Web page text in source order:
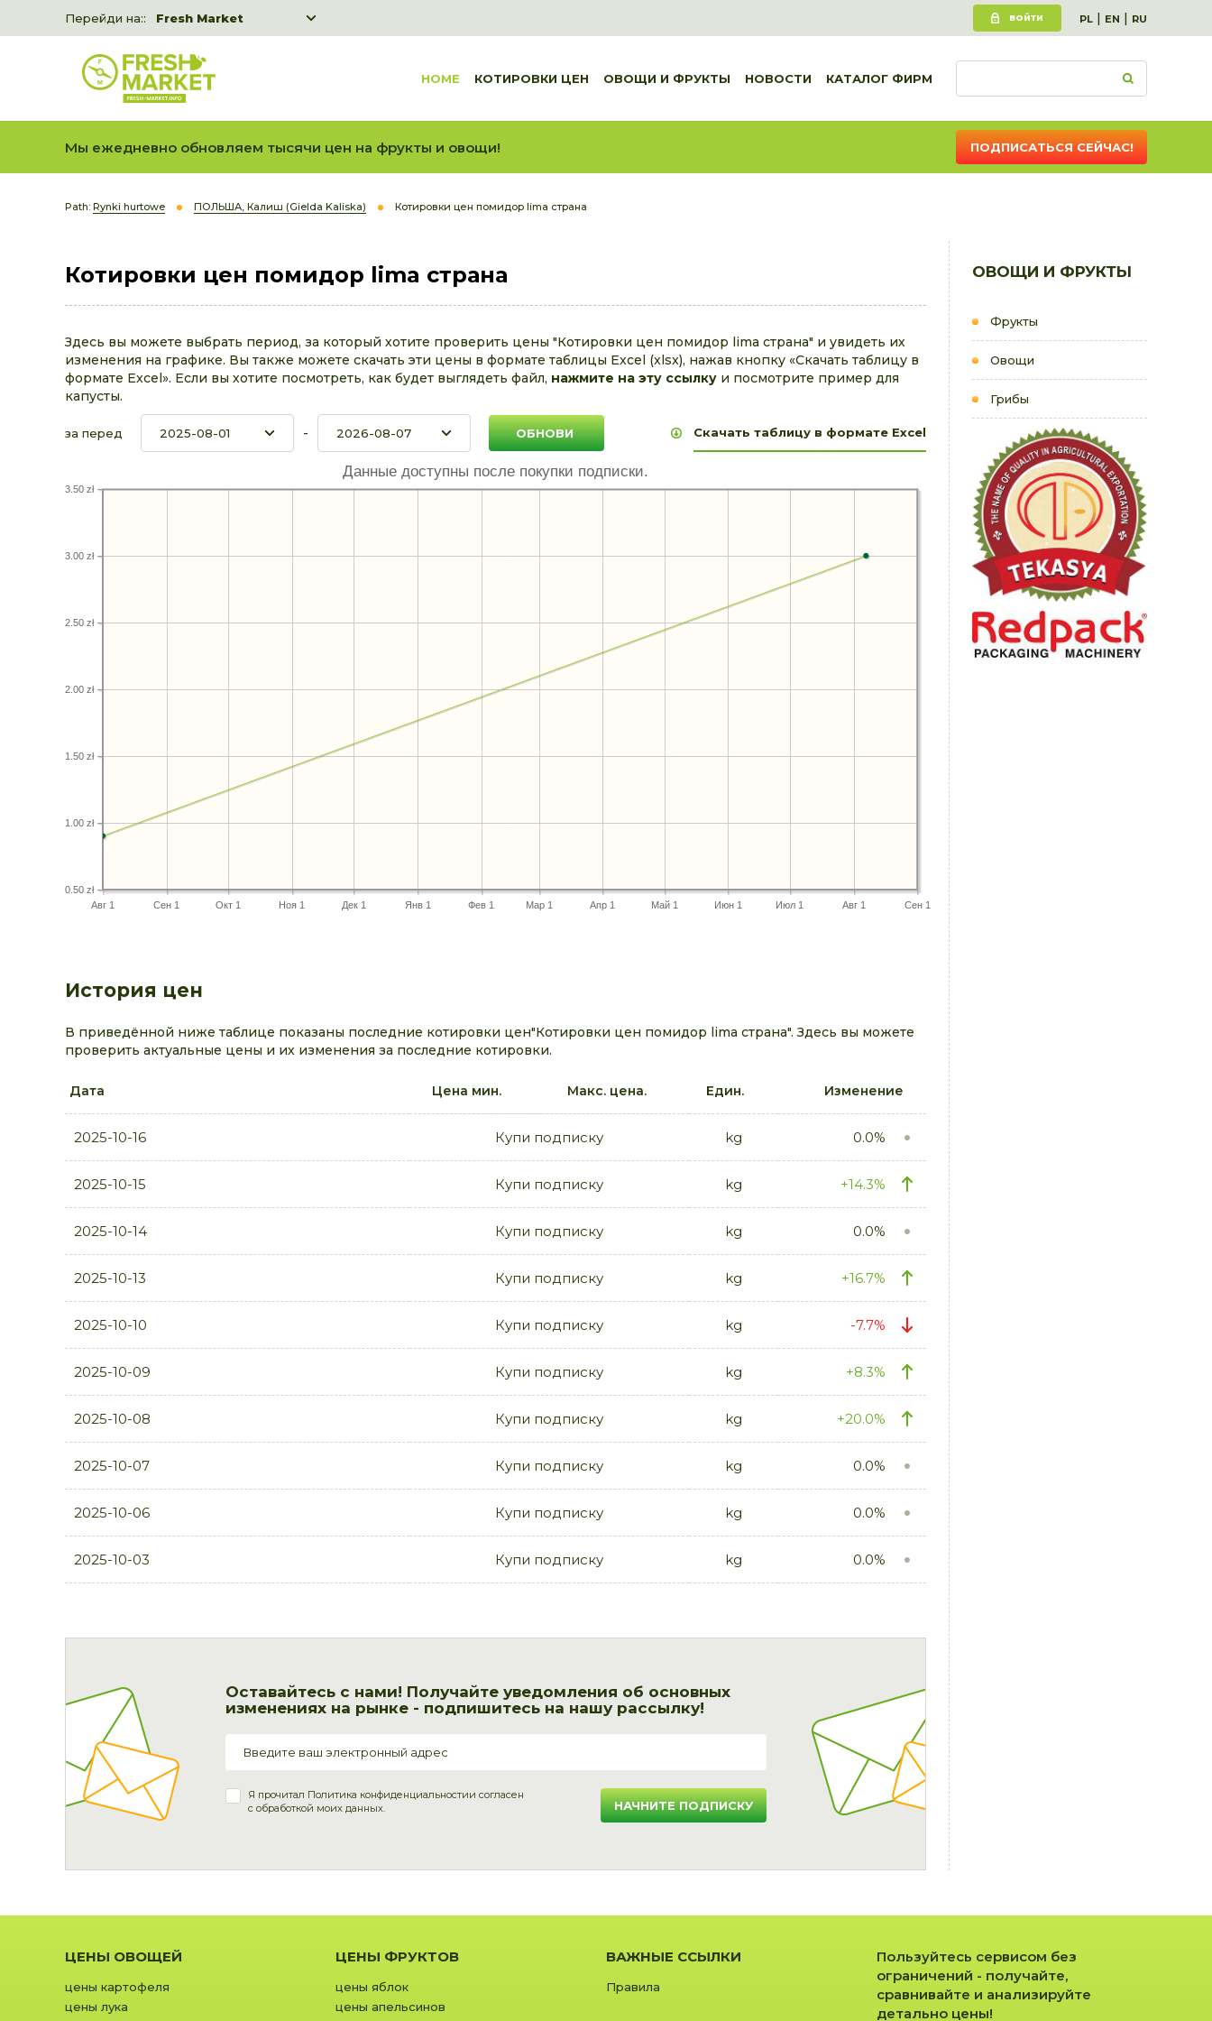
Перейди на::
Fresh Market
Fresh Market event B2B
ВОЙТИ PL | EN | RU
HOME КОТИРОВКИ ЦЕН ОВОЩИ И ФРУКТЫ НОВОСТИ КАТАЛОГ ФИРМ
Мы ежедневно обновляем тысячи цен на фрукты и овощи! ПОДПИСАТЬСЯ СЕЙЧАС!
Path: Rynki hurtowe ПОЛЬША, Калиш (Gielda Kaliska) Котировки цен помидор lima страна
ОВОЩИ И ФРУКТЫ
Фрукты
Овощи
Грибы
Котировки цен помидор lima страна
Здесь вы можете выбрать период, за который хотите проверить цены "Котировки цен помидор lima страна" и увидеть их
изменения на графике. Вы также можете скачать эти цены в формате таблицы Excel (xlsx), нажав кнопку «Скачать таблицу в
формате Excel». Если вы хотите посмотреть, как будет выглядеть файл, нажмите на эту ссылку и посмотрите пример для
капусты.
за перед - Скачать таблицу в формате Excel
Данные доступны после покупки подписки.
Авг 1 Сен 1 Окт 1 Ноя 1 Дек 1 Янв 1 Фев 1 Мар 1 Апр 1 Май 1 Июн 1 Июл 1 Авг 1 Сен 1
0.50 zł
1.00 zł
1.50 zł
2.00 zł
2.50 zł
3.00 zł
3.50 zł
История цен
В приведённой ниже таблице показаны последние котировки цен"Котировки цен помидор lima страна". Здесь вы можете
проверить актуальные цены и их изменения за последние котировки.
Дата Цена мин. Макс. цена. Един. Изменение
2025-10-16 Купи подписку kg 0.0%
2025-10-15 Купи подписку kg +14.3%
2025-10-14 Купи подписку kg 0.0%
2025-10-13 Купи подписку kg +16.7%
2025-10-10 Купи подписку kg -7.7%
2025-10-09 Купи подписку kg +8.3%
2025-10-08 Купи подписку kg +20.0%
2025-10-07 Купи подписку kg 0.0%
2025-10-06 Купи подписку kg 0.0%
2025-10-03 Купи подписку kg 0.0%
Оставайтесь с нами! Получайте уведомления об основных
изменениях на рынке - подпишитесь на нашу рассылку!
Я прочитал Политика конфиденциальностии согласен
с обработкой моих данных.
НАЧНИТЕ ПОДПИСКУ
ЦЕНЫ ОВОЩЕЙ
цены картофеля
цены лука
ЦЕНЫ ФРУКТОВ
цены яблок
цены апельсинов
ВАЖНЫЕ ССЫЛКИ
Правила
Пользуйтесь сервисом без
ограничений - получайте,
сравнивайте и анализируйте
детально цены!